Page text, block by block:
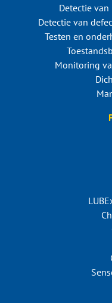
Detectie
Detectie van
Testen en
Monitoring